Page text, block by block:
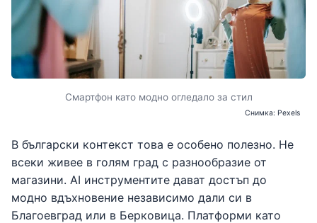
Смартфон като модно огледало за стил
Снимка: Pexels
В български контекст това е особено полезно. Не
всеки живее в голям град с разнообразие от
магазини. AI инструментите дават достъп до
модно вдъхновение независимо дали си в
Благоевград или в Берковица. Платформи като